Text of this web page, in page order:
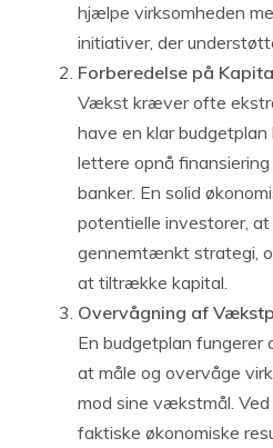
hjælpe virksomheden
initiativer, der
Forberedelse på
Vækst kræver ofte
have en klar
lettere opnå
banker. En solid
potentielle investorer,
gennemtænkt strategi,
at tiltrække kapital.
Overvågning af
En budgetplan fungerer
at måle og overvåge
mod sine vækstmål.
faktiske økonomiske